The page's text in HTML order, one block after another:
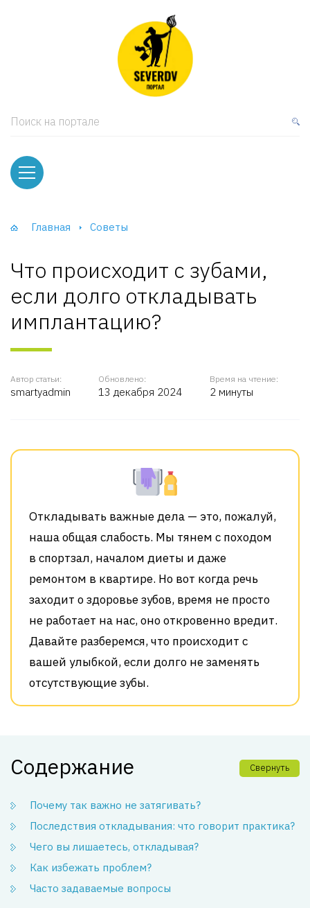
Поиск на портале
Главная Советы
Что происходит с зубами,
если долго откладывать
имплантацию?
Автор статьи:
smartyadmin
Обновлено:
13 декабря 2024
Время на чтение:
2 минуты
Откладывать важные дела — это, пожалуй,
наша общая слабость. Мы тянем с походом
в спортзал, началом диеты и даже
ремонтом в квартире. Но вот когда речь
заходит о здоровье зубов, время не просто
не работает на нас, оно откровенно вредит.
Давайте разберемся, что происходит с
вашей улыбкой, если долго не заменять
отсутствующие зубы.
Содержание Свернуть
Почему так важно не затягивать?
Последствия откладывания: что говорит практика?
Чего вы лишаетесь, откладывая?
Как избежать проблем?
Часто задаваемые вопросы
и тумбы